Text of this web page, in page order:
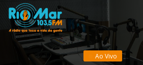
Ao Vivo